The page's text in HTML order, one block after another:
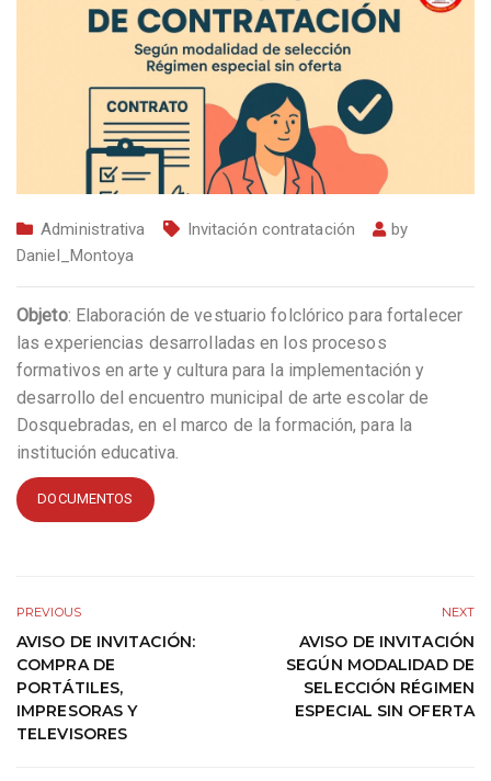
Administrativa Invitación contratación
by
Daniel_Montoya
Objeto: Elaboración de vestuario folclórico para fortalecer
las experiencias desarrolladas en los procesos
formativos en arte y cultura para la implementación y
desarrollo del encuentro municipal de arte escolar de
Dosquebradas, en el marco de la formación, para la
institución educativa.
DOCUMENTOS
PREVIOUS
AVISO DE INVITACIÓN:
COMPRA DE
PORTÁTILES,
IMPRESORAS Y
TELEVISORES
NEXT
AVISO DE INVITACIÓN
SEGÚN MODALIDAD DE
SELECCIÓN RÉGIMEN
ESPECIAL SIN OFERTA